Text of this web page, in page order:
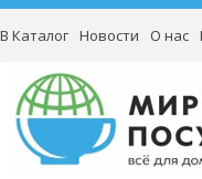
В Каталог Новости О нас